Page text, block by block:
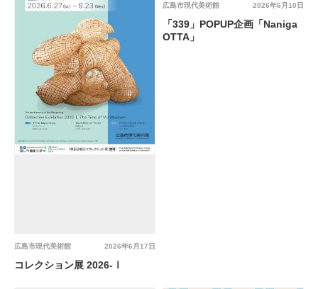
2026年6月17日
広島市現代美術館
コレクション展 2026-Ⅰ
2026年6月10日
広島市現代美術館
「339」POPUP企画「Naniga
OTTA」